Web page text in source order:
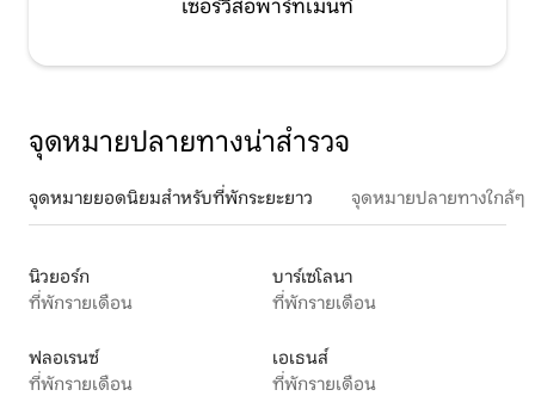
เซอร์วิสอพาร์ทเมนท์
จุดหมายปลายทางน่าสำรวจ
จุดหมายยอดนิยมสำหรับที่พักระยะยาว จุดหมายปลายทางใกล้ๆ
นิวยอร์ก
ที่พักรายเดือน
บาร์เซโลนา
ที่พักรายเดือน
ฟลอเรนซ์
ที่พักรายเดือน
เอเธนส์
ที่พักรายเดือน